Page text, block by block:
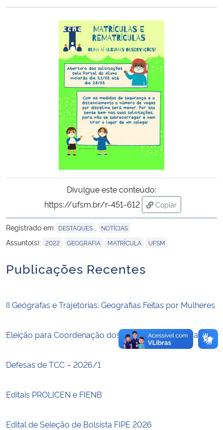
Ministério da Cidadania
Ministério de Minas e Energia
Ministério da Ciência, Tecnologia, Inovações e Comunicações
Ministério do Meio Ambiente
Controladoria-Geral da União
Ministério da Mulher, da Família e dos Direitos Humanos
Secretaria-Geral
Secretaria de Governo
Divulgue este conteúdo:
https://ufsm.br/r-451-612
Copiar
para área de
Registrado em
DESTAQUES NOTÍCIAS
Assunto(s): 2022 GEOGRAFIA MATRÍCULA UFSM
Publicações Recentes
II Geógrafas e Trajetórias: Geografias Feitas por Mulheres
Eleição para Coordenação dos Cursos de Geografia
Defesas de TCC – 2026/1
Editais PROLICEN e FIENB
Edital de Seleção de Bolsista FIPE 2026